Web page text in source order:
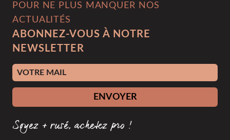
POUR NE PLUS MANQUER NOS
ACTUALITÉS
ABONNEZ-VOUS À NOTRE
NEWSLETTER
Adresse e-mail
ENVOYER
Soyez + rusé, achetez pro !